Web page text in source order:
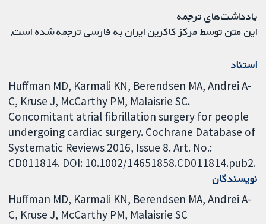
یادداشت‌های ترجمه
این متن توسط مرکز کاکرین ایران به فارسی ترجمه شده است.
استناد
Huffman MD, Karmali KN, Berendsen MA, Andrei A-
C, Kruse J, McCarthy PM, Malaisrie SC.
Concomitant atrial fibrillation surgery for people
undergoing cardiac surgery. Cochrane Database of
Systematic Reviews 2016, Issue 8. Art. No.:
CD011814. DOI: 10.1002/14651858.CD011814.pub2.
نویسندگان
Huffman MD Karmali KN Berendsen MA Andrei A-
C Kruse J McCarthy PM Malaisrie SC